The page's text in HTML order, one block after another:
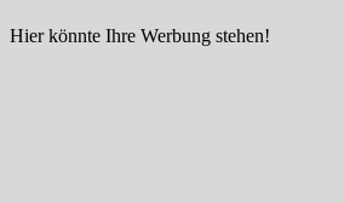
Hier könnte Ihre Werbung stehen!